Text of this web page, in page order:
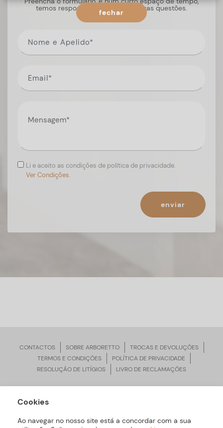
temos respostas para todas as suas questões.
Li e aceito as condições de política de privacidade.
Ver Condições.
enviar
CONTACTOS SOBRE ARBORETTO
TROCAS E DEVOLUÇÕES
TERMOS E CONDIÇÕES
POLÍTICA DE PRIVACIDADE
RESOLUÇÃO DE LITÍGIOS
LIVRO DE RECLAMAÇÕES
ARBORETTO © Todos os Direitos Reservados | Desenvolvido por
Cookies
Ao navegar no nosso site está a concordar com a sua
fechar